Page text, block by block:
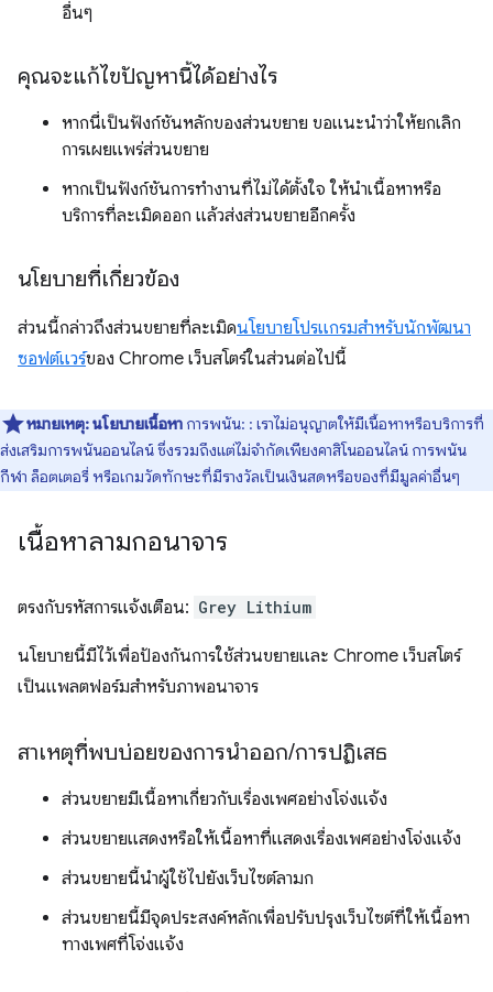
อื่นๆ
คุณจะแก้ไขปัญหานี้ได้อย่างไร
หากนี่เป็นฟังก์ชันหลักของส่วนขยาย ขอแนะนำว่าให้ยกเลิก
การเผยแพร่ส่วนขยาย
หากเป็นฟังก์ชันการทำงานที่ไม่ได้ตั้งใจ ให้นำเนื้อหาหรือ
บริการที่ละเมิดออก แล้วส่งส่วนขยายอีกครั้ง
นโยบายที่เกี่ยวข้อง
ส่วนนี้กล่าวถึงส่วนขยายที่ละเมิดนโยบายโปรแกรมสำหรับนักพัฒนา
ซอฟต์แวร์ของ Chrome เว็บสโตร์ในส่วนต่อไปนี้
หมายเหตุ:นโยบายเนื้อหา การพนัน: : เราไม่อนุญาตให้มีเนื้อหาหรือบริการที่
ส่งเสริมการพนันออนไลน์ ซึ่งรวมถึงแต่ไม่จำกัดเพียงคาสิโนออนไลน์ การพนัน
กีฬา ล็อตเตอรี่ หรือเกมวัดทักษะที่มีรางวัลเป็นเงินสดหรือของที่มีมูลค่าอื่นๆ
เนื้อหาลามกอนาจาร
ตรงกับรหัสการแจ้งเตือน: Grey Lithium
นโยบายนี้มีไว้เพื่อป้องกันการใช้ส่วนขยายและ Chrome เว็บสโตร์
เป็นแพลตฟอร์มสำหรับภาพอนาจาร
สาเหตุที่พบบ่อยของการนำออก/การปฏิเสธ
ส่วนขยายมีเนื้อหาเกี่ยวกับเรื่องเพศอย่างโจ่งแจ้ง
ส่วนขยายแสดงหรือให้เนื้อหาที่แสดงเรื่องเพศอย่างโจ่งแจ้ง
ส่วนขยายนี้นำผู้ใช้ไปยังเว็บไซต์ลามก
ส่วนขยายนี้มีจุดประสงค์หลักเพื่อปรับปรุงเว็บไซต์ที่ให้เนื้อหา
ทางเพศที่โจ่งแจ้ง